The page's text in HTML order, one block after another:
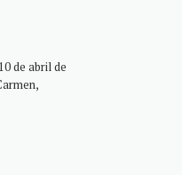
de abril de